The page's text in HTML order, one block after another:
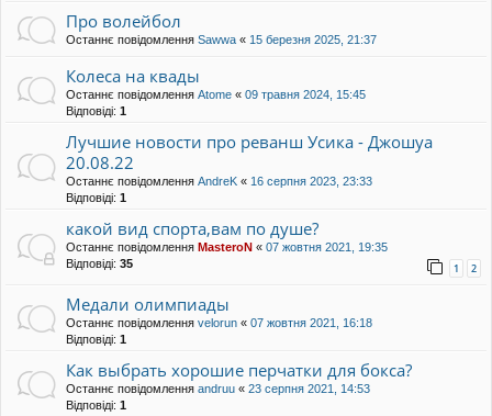
Про волейбол
Останнє повідомлення Sawwa « 15 березня 2025, 21:37
Колеса на квады
Останнє повідомлення Atome « 09 травня 2024, 15:45
Відповіді: 1
Лучшие новости про реванш Усика - Джошуа
20.08.22
Останнє повідомлення AndreK « 16 серпня 2023, 23:33
Відповіді: 1
какой вид спорта,вам по душе?
Останнє повідомлення MasteroN « 07 жовтня 2021, 19:35
Відповіді: 35 1 2
Медали олимпиады
Останнє повідомлення velorun « 07 жовтня 2021, 16:18
Відповіді: 1
Как выбрать хорошие перчатки для бокса?
Останнє повідомлення andruu « 23 серпня 2021, 14:53
Відповіді: 1